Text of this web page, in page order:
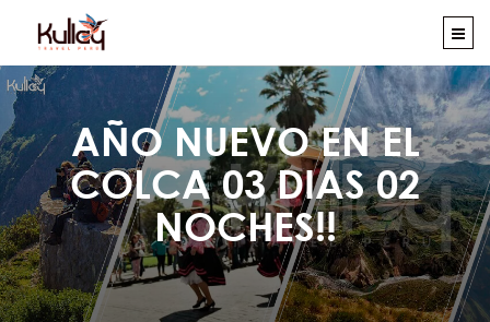
AÑO NUEVO EN EL
COLCA 03 DIAS 02
NOCHES!!